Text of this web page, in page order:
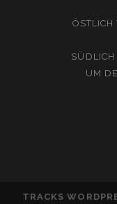
UM
TRACKS